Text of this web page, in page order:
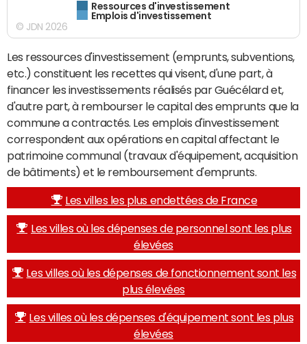
Ressources d'investissement
Emplois d'investissement
© JDN 2026
Les ressources d'investissement (emprunts, subventions,
etc.) constituent les recettes qui visent, d'une part, à
financer les investissements réalisés par Guécélard et,
d'autre part, à rembourser le capital des emprunts que la
commune a contractés. Les emplois d'investissement
correspondent aux opérations en capital affectant le
patrimoine communal (travaux d'équipement, acquisition
de bâtiments) et le remboursement d'emprunts.
Les villes les plus endettées de France
Les villes où les dépenses de personnel sont les plus
élevées
Les villes où les dépenses de fonctionnement sont les
plus élevées
Les villes où les dépenses d'équipement sont les plus
élevées